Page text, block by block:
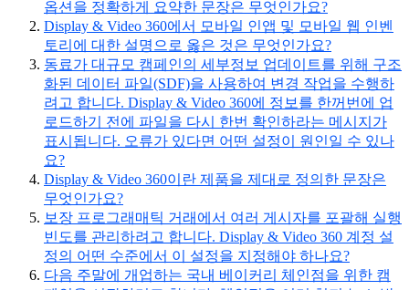
옵션을 정확하게 요약한 문장은 무엇인가요?
Display & Video 360에서 모바일 인앱 및 모바일 웹 인벤
토리에 대한 설명으로 옳은 것은 무엇인가요?
동료가 대규모 캠페인의 세부정보 업데이트를 위해 구조
화된 데이터 파일(SDF)을 사용하여 변경 작업을 수행하
려고 합니다. Display & Video 360에 정보를 한꺼번에 업
로드하기 전에 파일을 다시 한번 확인하라는 메시지가
표시됩니다. 오류가 있다면 어떤 설정이 원인일 수 있나
요?
Display & Video 360이란 제품을 제대로 정의한 문장은
무엇인가요?
보장 프로그래매틱 거래에서 여러 게시자를 포괄해 실행
빈도를 관리하려고 합니다. Display & Video 360 계정 설
정의 어떤 수준에서 이 설정을 지정해야 하나요?
다음 주말에 개업하는 국내 베이커리 체인점을 위한 캠